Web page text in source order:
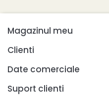
lucrat, copertă groasă,
capitole care chiar te fac să
retrăiești momentele
importante din relație. A i...
Magazinul meu
Clienti
Date comerciale
Suport clienti